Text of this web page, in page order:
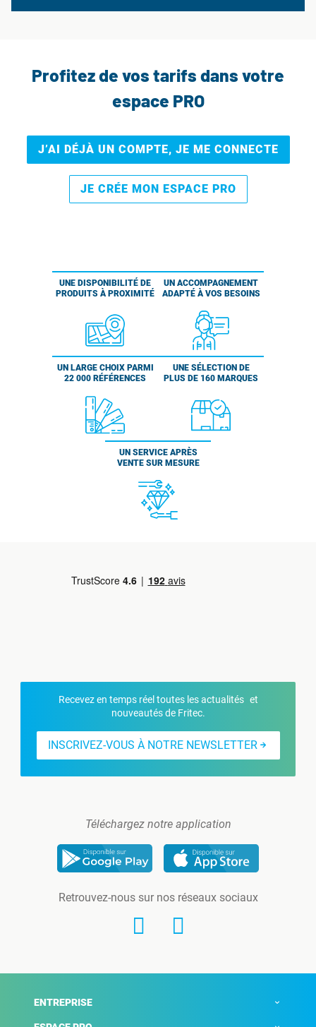
Profitez de vos tarifs dans votre
espace PRO
J’AI DÉJÀ UN COMPTE, JE ME CONNECTE
JE CRÉE MON ESPACE PRO
UNE DISPONIBILITÉ DE
PRODUITS À PROXIMITÉ
UN ACCOMPAGNEMENT
ADAPTÉ À VOS BESOINS
UN LARGE CHOIX PARMI
22 000 RÉFÉRENCES
UNE SÉLECTION DE
PLUS DE 160 MARQUES
UN SERVICE APRÈS
VENTE SUR MESURE
Recevez en temps réel toutes les actualités et
nouveautés de Fritec.
INSCRIVEZ-VOUS À NOTRE NEWSLETTER
Téléchargez notre application
Retrouvez-nous sur nos réseaux sociaux
ENTREPRISE